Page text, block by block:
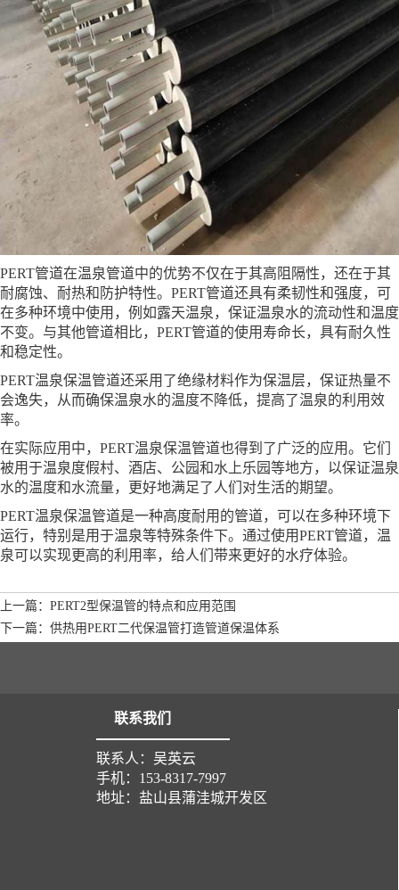
PERT管道在温泉管道中的优势不仅在于其高阻隔性，还在于其
耐腐蚀、耐热和防护特性。PERT管道还具有柔韧性和强度，可
在多种环境中使用，例如露天温泉，保证温泉水的流动性和温度
不变。与其他管道相比，PERT管道的使用寿命长，具有耐久性
和稳定性。
PERT温泉保温管道还采用了绝缘材料作为保温层，保证热量不
会逸失，从而确保温泉水的温度不降低，提高了温泉的利用效
率。
在实际应用中，PERT温泉保温管道也得到了广泛的应用。它们
被用于温泉度假村、酒店、公园和水上乐园等地方，以保证温泉
水的温度和水流量，更好地满足了人们对生活的期望。
PERT温泉保温管道是一种高度耐用的管道，可以在多种环境下
运行，特别是用于温泉等特殊条件下。通过使用PERT管道，温
泉可以实现更高的利用率，给人们带来更好的水疗体验。
上一篇：PERT2型保温管的特点和应用范围
下一篇：供热用PERT二代保温管打造管道保温体系
联系我们
联系人：吴英云
手机：153-8317-7997
地址：盐山县蒲洼城开发区